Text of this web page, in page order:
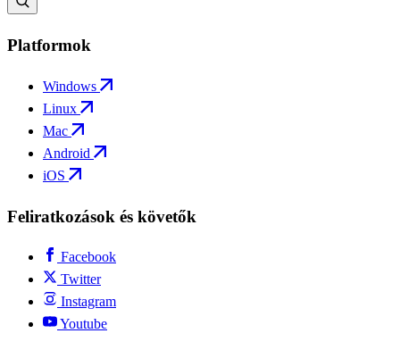
Platformok
Windows
Linux
Mac
Android
iOS
Feliratkozások és követők
Facebook
Twitter
Instagram
Youtube